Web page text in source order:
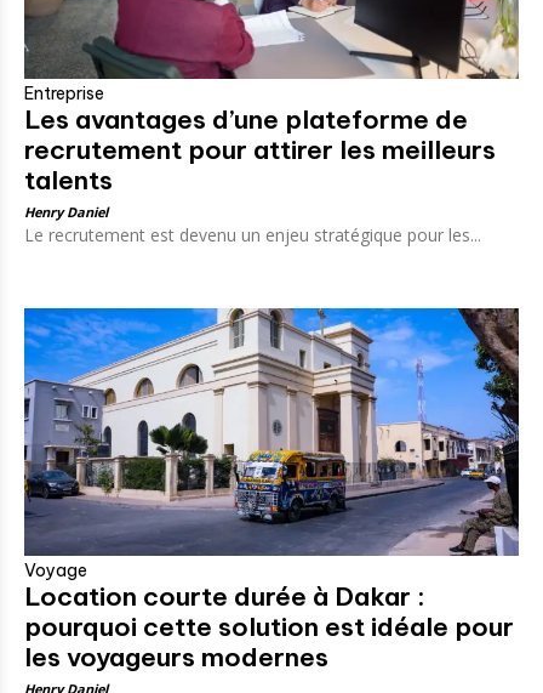
Entreprise
Les avantages d’une plateforme de
recrutement pour attirer les meilleurs
talents
Henry Daniel
Le recrutement est devenu un enjeu stratégique pour les...
Voyage
Location courte durée à Dakar :
pourquoi cette solution est idéale pour
les voyageurs modernes
Henry Daniel